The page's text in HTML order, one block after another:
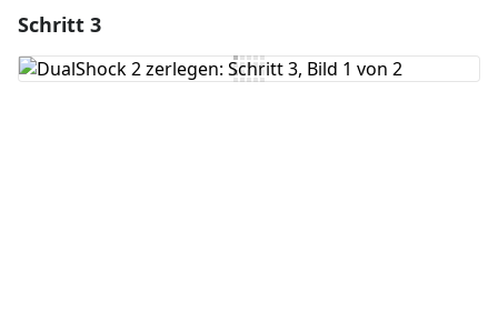
Kommentar hinzufügen
Schritt 3